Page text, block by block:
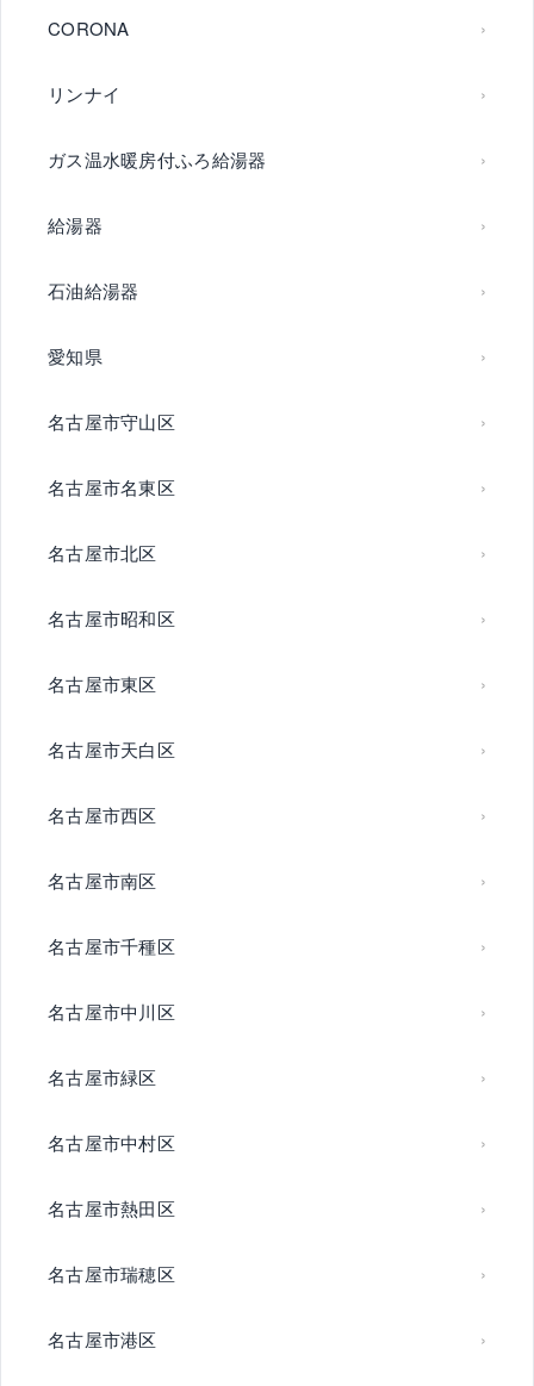
CORONA
リンナイ
ガス温水暖房付ふろ給湯器
給湯器
石油給湯器
愛知県
名古屋市守山区
名古屋市名東区
名古屋市北区
名古屋市昭和区
名古屋市東区
名古屋市天白区
名古屋市西区
名古屋市南区
名古屋市千種区
名古屋市中川区
名古屋市緑区
名古屋市中村区
名古屋市熱田区
名古屋市瑞穂区
名古屋市港区